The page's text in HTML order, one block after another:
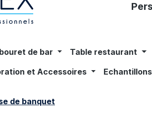
de bar Table restaurant
et Accessoires Echantillons
de banquet